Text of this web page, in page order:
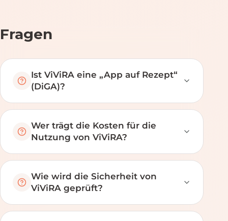
Fragen
Ist ViViRA eine „App auf Rezept“
(DiGA)?
Wer trägt die Kosten für die
Nutzung von ViViRA?
Wie wird die Sicherheit von
ViViRA geprüft?